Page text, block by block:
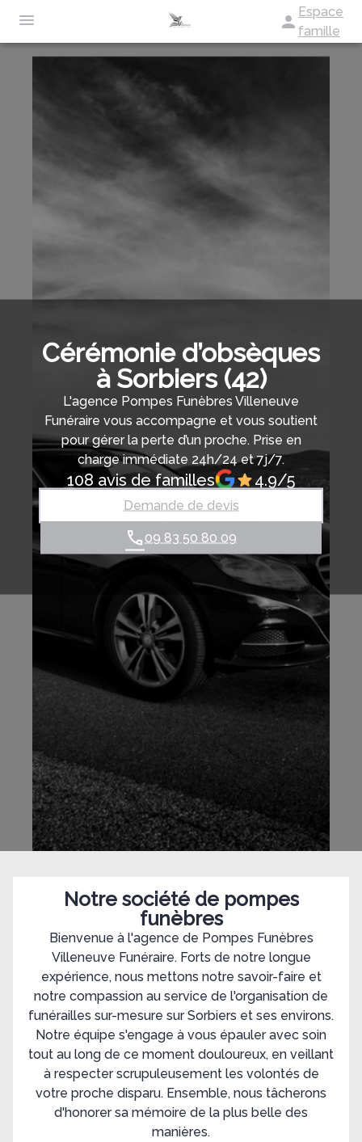
Espace
famille
ORGANISER DES OBSÈQUES
ESPACES HOMMAGES
Cérémonie d’obsèques
à Sorbiers (42)
L'agence Pompes Funèbres Villeneuve
Funéraire vous accompagne et vous soutient
pour gérer la perte d’un proche. Prise en
charge immédiate 24h/24 et 7j/7.
108 avis de familles 4.9/5
Demande de devis
09 83 50 80 09
Notre société de pompes
funèbres
Bienvenue à l'agence de Pompes Funèbres
Villeneuve Funéraire. Forts de notre longue
expérience, nous mettons notre savoir-faire et
notre compassion au service de l'organisation de
funérailles sur-mesure sur Sorbiers et ses environs.
Notre équipe s'engage à vous épauler avec soin
tout au long de ce moment douloureux, en veillant
à respecter scrupuleusement les volontés de
votre proche disparu. Ensemble, nous tâcherons
d'honorer sa mémoire de la plus belle des
manières.